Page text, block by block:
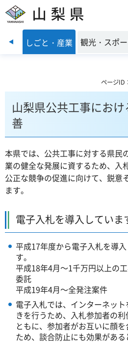
山梨県
前のスライドを表示
境 しごと・産業 観光・スポ
ページID
山梨県公共工事にお
善
本県では、公共工事に対する県民
業の健全な発展に資するため、入
公正な競争の促進に向けて、鋭意
ます。
電子入札を導入していま
平成17年度から電子入札を導
す。
平成18年4月～1千万円以上の
委託
平成19年4月～全発注案件
電子入札では、インターネッ
きを行うため、入札参加者の
ともに、参加者がお互いに顔
ため、談合防止にも効果がある